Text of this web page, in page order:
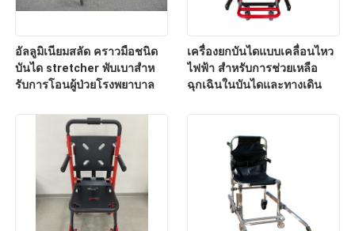
อัลลูมิเนียมสลัด คราวมือชนิด
บันได stretcher พับเบาสําห
รับการโอนผู้ป่วยโรงพยาบาล
เครื่องยกบันไดแบบเคลื่อนไหว
ไฟฟ้า สําหรับการช่วยเหลือ
ฉุกเฉินในบันไดและทางเดิน